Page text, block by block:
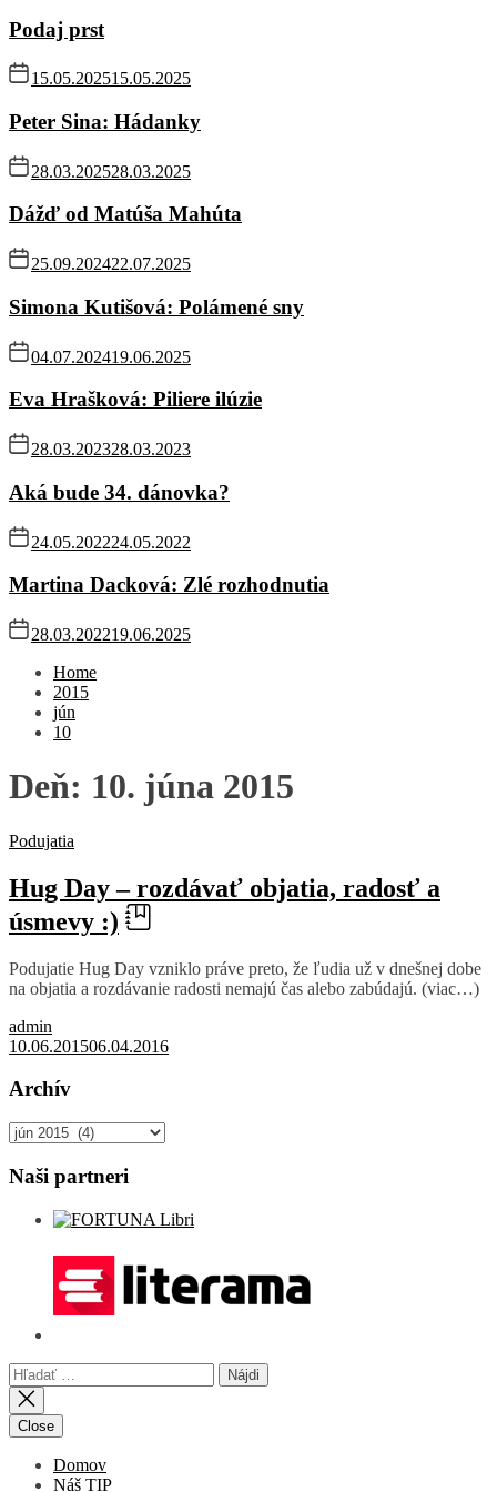
Podaj prst
15.05.202515.05.2025
Peter Sina: Hádanky
28.03.202528.03.2025
Dážď od Matúša Mahúta
25.09.202422.07.2025
Simona Kutišová: Polámené sny
04.07.202419.06.2025
Eva Hrašková: Piliere ilúzie
28.03.202328.03.2023
Aká bude 34. dánovka?
24.05.202224.05.2022
Martina Dacková: Zlé rozhodnutia
28.03.202219.06.2025
Home
2015
jún
10
Deň: 10. júna 2015
Podujatia
Hug Day – rozdávať objatia, radosť a
úsmevy :)
Podujatie Hug Day vzniklo práve preto, že ľudia už v dnešnej dobe
na objatia a rozdávanie radosti nemajú čas alebo zabúdajú. (viac…)
admin
10.06.201506.04.2016
Archív
Archív
Naši partneri
Hľadať:
Close
Domov
Náš TIP